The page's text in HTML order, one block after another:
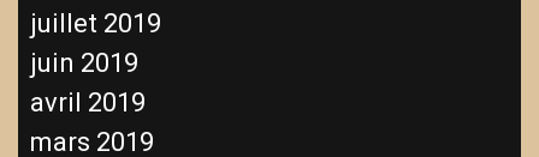
juillet 2019
juin 2019
avril 2019
mars 2019